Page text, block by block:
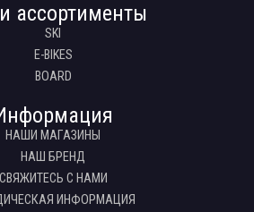
ассортименты
SKI
E-BIKES
BOARD
НАШИ МАГАЗИНЫ
НАШ БРЕНД
СВЯЖИТЕСЬ С НАМИ
ИНФОРМАЦИЯ